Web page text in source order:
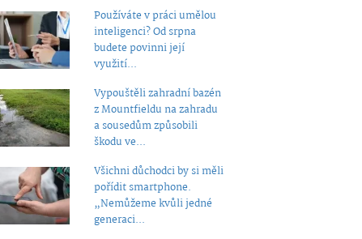
Používáte v práci umělou
inteligenci? Od srpna
budete povinni její
využití...
Vypouštěli zahradní bazén
z Mountfieldu na zahradu
a sousedům způsobili
škodu ve...
Všichni důchodci by si měli
pořídit smartphone.
„Nemůžeme kvůli jedné
generaci...